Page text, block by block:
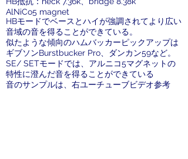
AlNiCo5 magnet
HBモードでベースとハイが強調されてより広い
音域の音を得ることができている。
似たような傾向のハムバッカーピックアップは
ギブソンBurstbucker Pro、ダンカン59など。
SE/ SETモードでは、アルニコ5マグネットの
特性に澄んだ音を得ることができている
音のサンプルは、右ユーチューブビデオ参考